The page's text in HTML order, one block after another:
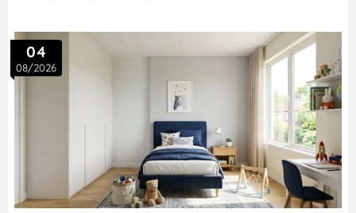
04
08/2026